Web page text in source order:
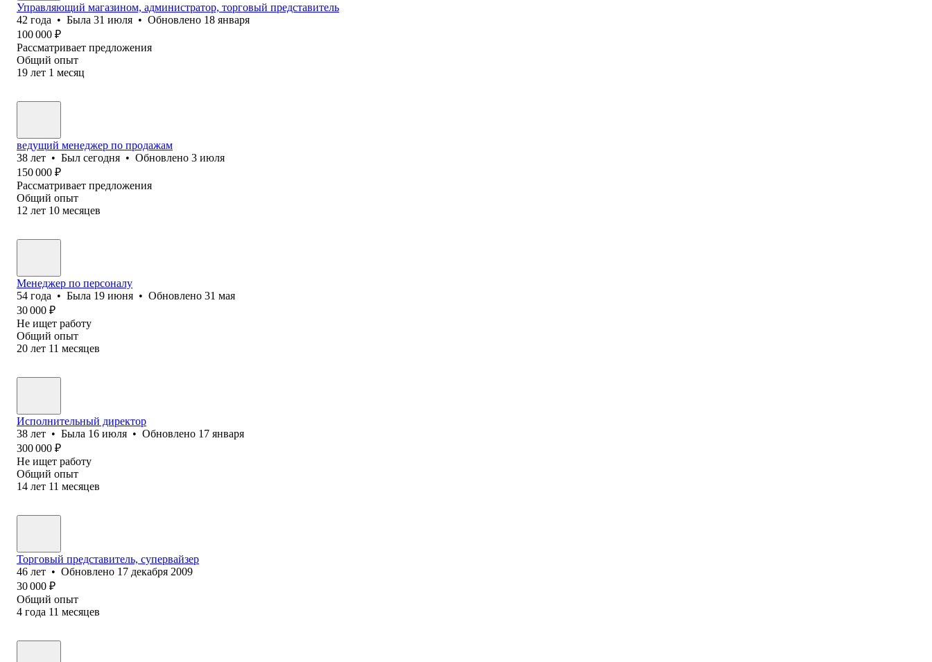
Управляющий магазином, администратор, торговый представитель
42 года • Была 31 июля • Обновлено 18 января
100 000 ₽
Рассматривает предложения
Общий опыт
19 лет 1 месяц
ведущий менеджер по про‎дажам
38 лет • Был сегодня • Обновлено 3 июля
150 000 ₽
Рассматривает предложения
Общий опыт
12 лет 10 месяцев
Менеджер по персоналу
54 года • Была 19 июня • Обновлено 31 мая
30 000 ₽
Не ищет работу
Общий опыт
20 лет 11 месяцев
Исполнительный директор
38 лет • Была 16 июля • Обновлено 17 января
300 000 ₽
Не ищет работу
Общий опыт
14 лет 11 месяцев
Торговый представитель, супервайзер
46 лет • Обновлено 17 декабря 2009
30 000 ₽
Общий опыт
4 года 11 месяцев